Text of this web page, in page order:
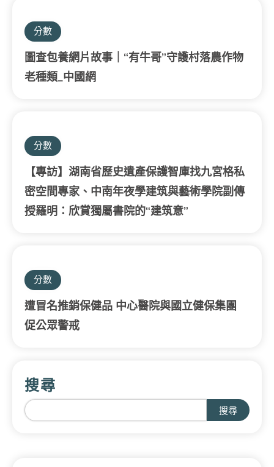
分數
圖查包養網片故事｜“有牛哥”守護村落農作物
老種類_中國網
分數
【專訪】湖南省歷史遺產保護智庫找九宮格私
密空間專家、中南年夜學建筑與藝術學院副傳
授羅明：欣賞獨屬書院的“建筑意”
分數
遭冒名推銷保健品 中心醫院與國立健保集團
促公眾警戒
搜尋
搜尋